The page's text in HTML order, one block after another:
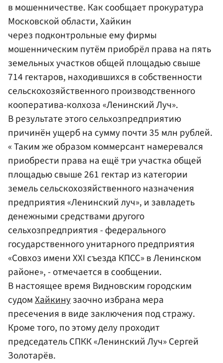
в мошенничестве. Как сообщает прокуратура
Московской области, Хайкин
через подконтрольные ему фирмы
мошенническим путём приобрёл права на пять
земельных участков общей площадью свыше
714 гектаров, находившихся в собственности
сельскохозяйственного производственного
кооператива-колхоза «Ленинский Луч».
В результате этого сельхозпредприятию
причинён ущерб на сумму почти 35 млн рублей.
« Таким же образом коммерсант намеревался
приобрести права на ещё три участка общей
площадью свыше 261 гектар из категории
земель сельскохозяйственного назначения
предприятия «Ленинский луч», и завладеть
денежными средствами другого
сельхозпредприятия - федерального
государственного унитарного предприятия
«Совхоз имени XXI съезда КПСС» в Ленинском
районе», - отмечается в сообщении.
В настоящее время Видновским городским
судомХайкинузаочно избрана мера
пресечения в виде заключения под стражу.
Кроме того, по этому делу проходит
председатель СПКК «Ленинский Луч» Сергей
Золотарёв.